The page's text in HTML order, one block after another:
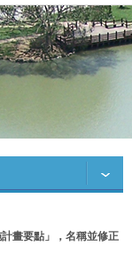
畫要點」，名稱並修正